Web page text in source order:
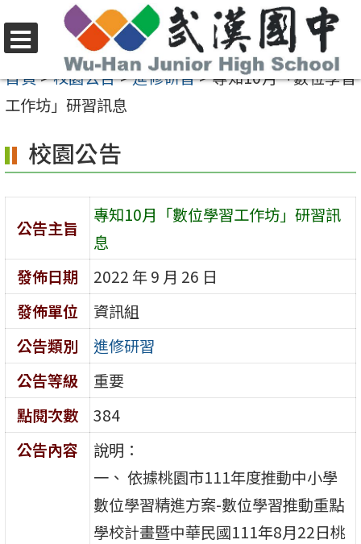
至
要
容
區
選
單
首頁>校園公告>進修研習>專知10月「數位學習
工作坊」研習訊息
校園公告
公告主旨
專知10月「數位學習工作坊」研習訊
息
發佈日期
2022 年 9 月 26 日
發佈單位
資訊組
公告類別
進修研習
公告等級
重要
點閱次數
384
公告內容
說明：
一、 依據桃園市111年度推動中小學
數位學習精進方案-數位學習推動重點
學校計畫暨中華民國111年8月22日桃